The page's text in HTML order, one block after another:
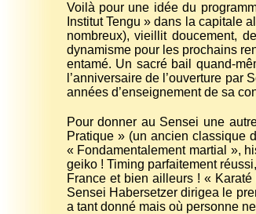
Voilà pour une idée du
Institut Tengu » dans la capitale
nombreux), vieillit doucement,
dynamisme pour les prochains
entamé. Un sacré bail quand-
l’anniversaire de l’ouverture
années d’enseignement de sa
Pour donner au Sensei une
Pratique » (un ancien classique
« Fondamentalement martial »,
geiko ! Timing parfaitement
France et bien ailleurs ! «
Sensei Habersetzer dirigea le
a tant donné mais où personne